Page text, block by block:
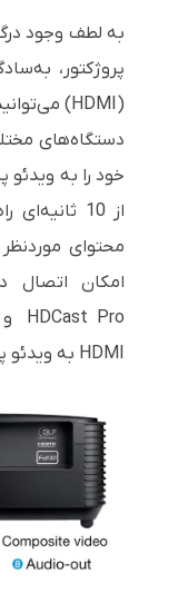
به لطف وجود
پروژکتور،
(
HDMI
)
دستگاه‌های
خود را به ویدئو
از 10
محتوای
امکان اتصال
HDCast Pro و
HDMI به ویدئو